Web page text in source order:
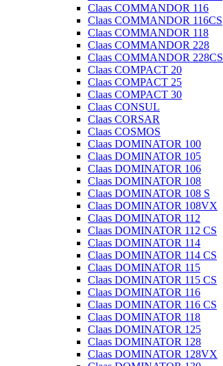
Claas COMMANDOR 116
Claas COMMANDOR 116CS
Claas COMMANDOR 118
Claas COMMANDOR 228
Claas COMMANDOR 228CS
Claas COMPACT 20
Claas COMPACT 25
Claas COMPACT 30
Claas CONSUL
Claas CORSAR
Claas COSMOS
Claas DOMINATOR 100
Claas DOMINATOR 105
Claas DOMINATOR 106
Claas DOMINATOR 108
Claas DOMINATOR 108 S
Claas DOMINATOR 108VX
Claas DOMINATOR 112
Claas DOMINATOR 112 CS
Claas DOMINATOR 114
Claas DOMINATOR 114 CS
Claas DOMINATOR 115
Claas DOMINATOR 115 CS
Claas DOMINATOR 116
Claas DOMINATOR 116 CS
Claas DOMINATOR 118
Claas DOMINATOR 125
Claas DOMINATOR 128
Claas DOMINATOR 128VX